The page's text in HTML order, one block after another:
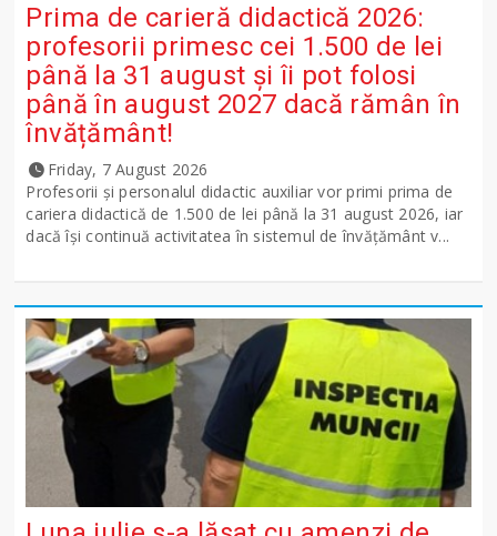
Prima de carieră didactică 2026:
profesorii primesc cei 1.500 de lei
până la 31 august și îi pot folosi
până în august 2027 dacă rămân în
învățământ!
Friday, 7 August 2026
Profesorii și personalul didactic auxiliar vor primi prima de
cariera didactică de 1.500 de lei până la 31 august 2026, iar
dacă își continuă activitatea în sistemul de învățământ v...